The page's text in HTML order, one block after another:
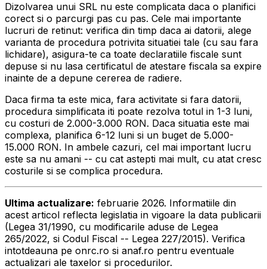
Dizolvarea unui SRL nu este complicata daca o planifici
corect si o parcurgi pas cu pas. Cele mai importante
lucruri de retinut: verifica din timp daca ai datorii, alege
varianta de procedura potrivita situatiei tale (cu sau fara
lichidare), asigura-te ca toate declaratiile fiscale sunt
depuse si nu lasa certificatul de atestare fiscala sa expire
inainte de a depune cererea de radiere.
Daca firma ta este mica, fara activitate si fara datorii,
procedura simplificata iti poate rezolva totul in 1-3 luni,
cu costuri de 2.000-3.000 RON. Daca situatia este mai
complexa, planifica 6-12 luni si un buget de 5.000-
15.000 RON. In ambele cazuri, cel mai important lucru
este sa nu amani -- cu cat astepti mai mult, cu atat cresc
costurile si se complica procedura.
Ultima actualizare: februarie 2026. Informatiile din
acest articol reflecta legislatia in vigoare la data publicarii
(Legea 31/1990, cu modificarile aduse de Legea
265/2022, si Codul Fiscal -- Legea 227/2015). Verifica
intotdeauna pe onrc.ro si anaf.ro pentru eventuale
actualizari ale taxelor si procedurilor.